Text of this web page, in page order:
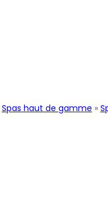
Spas haut de gamme »